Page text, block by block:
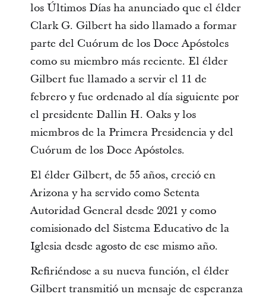
los Últimos Días ha anunciado que el élder
Clark G. Gilbert ha sido llamado a formar
parte del Cuórum de los Doce Apóstoles
como su miembro más reciente. El élder
Gilbert fue llamado a servir el 11 de
febrero y fue ordenado al día siguiente por
el presidente Dallin H. Oaks y los
miembros de la Primera Presidencia y del
Cuórum de los Doce Apóstoles.
El élder Gilbert, de 55 años, creció en
Arizona y ha servido como Setenta
Autoridad General desde 2021 y como
comisionado del Sistema Educativo de la
Iglesia desde agosto de ese mismo año.
Refiriéndose a su nueva función, el élder
Gilbert transmitió un mensaje de esperanza